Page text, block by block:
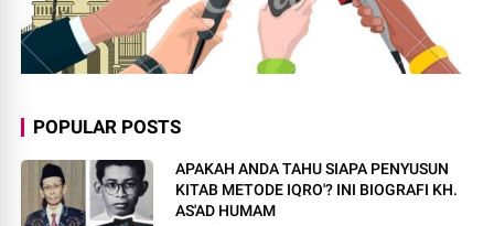
POPULAR POSTS
APAKAH ANDA TAHU SIAPA PENYUSUN
KITAB METODE IQRO'? INI BIOGRAFI KH.
AS'AD HUMAM